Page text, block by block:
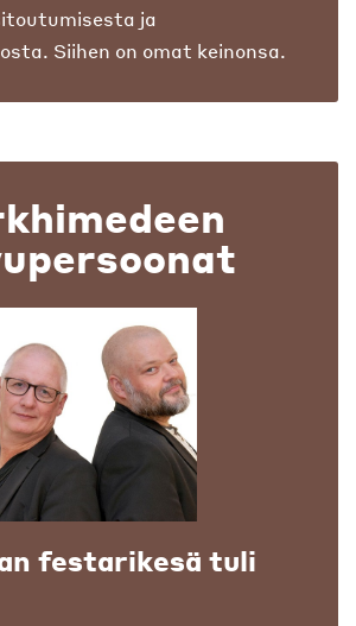
ja
Siihen on omat keinonsa.
festarikesä tuli